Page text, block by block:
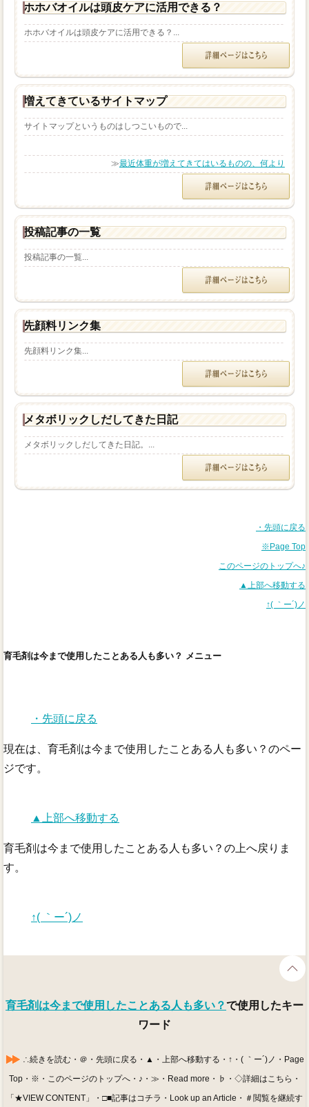
ホホバオイルは頭皮ケアに活用できる？
ホホバオイルは頭皮ケアに活用できる？...
増えてきているサイトマップ
サイトマップというものはしつこいもので...
≫最近体重が増えてきてはいるものの、何より
投稿記事の一覧
投稿記事の一覧...
先顔料リンク集
先顔料リンク集...
メタボリックしだしてきた日記
メタボリックしだしてきた日記。...
・先頭に戻る
※Page Top
このページのトップへ♪
▲上部へ移動する
↑( ｀ー´)ノ
育毛剤は今まで使用したことある人も多い？ メニュー
・先頭に戻る
現在は、育毛剤は今まで使用したことある人も多い？のペー
ジです。
▲上部へ移動する
育毛剤は今まで使用したことある人も多い？の上へ戻りま
す。
↑( ｀ー´)ノ
育毛剤は今まで使用したことある人も多い？で使用したキー
ワード
∴続きを読む・＠・先頭に戻る・▲・上部へ移動する・↑・( ｀ー´)ノ・Page
Top・※・このページのトップへ・♪・≫・Read more・♭・◇詳細はこちら・
「★VIEW CONTENT」・□■記事はコチラ・Look up an Article・＃閲覧を継続す